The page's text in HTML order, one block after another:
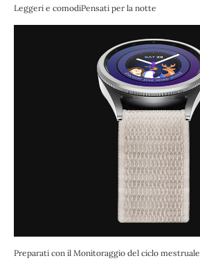
Leggeri e comodiPensati per la notte
Preparati con il Monitoraggio del ciclo mestruale